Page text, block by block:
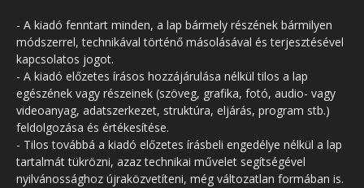
- A kiadó fenntart minden, a lap bármely részének bármilyen
módszerrel, technikával történő másolásával és terjesztésével
kapcsolatos jogot.
- A kiadó előzetes írásos hozzájárulása nélkül tilos a lap
egészének vagy részeinek (szöveg, grafika, fotó, audio- vagy
videoanyag, adatszerkezet, struktúra, eljárás, program stb.)
feldolgozása és értékesítése.
- Tilos továbbá a kiadó előzetes írásbeli engedélye nélkül a lap
tartalmát tükrözni, azaz technikai művelet segítségével
nyilvánossághoz újraközvetíteni, még változatlan formában is.